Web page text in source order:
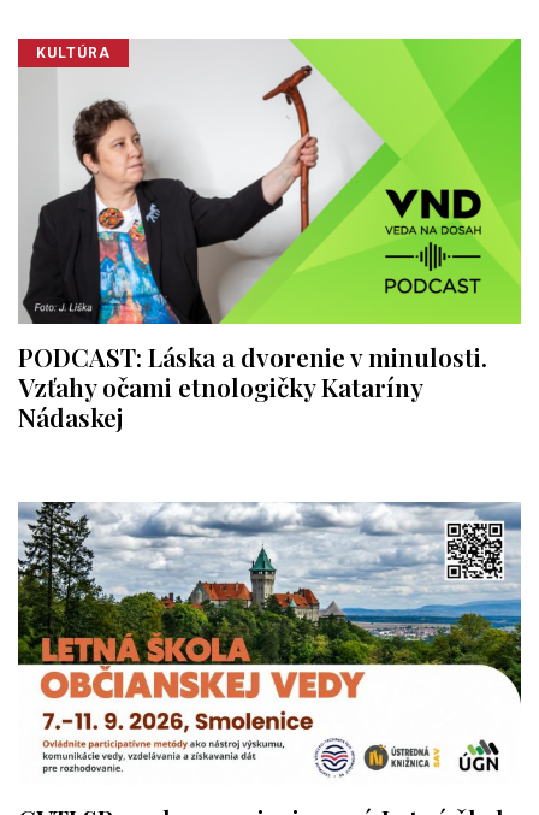
KULTÚRA
PODCAST: Láska a dvorenie v minulosti.
Vzťahy očami etnologičky Kataríny
Nádaskej